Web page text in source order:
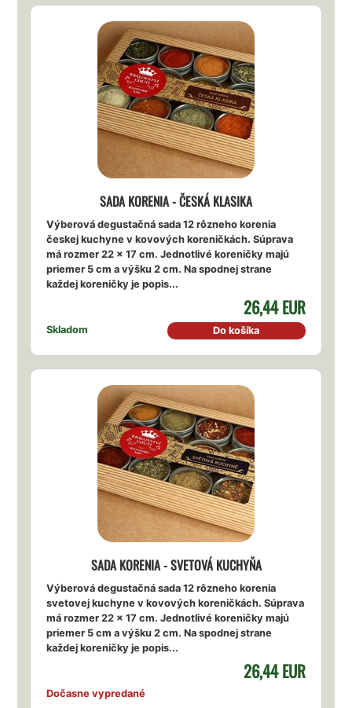
SADA KORENIA - ČESKÁ KLASIKA
Výberová degustačná sada 12 rôzneho korenia
českej kuchyne v kovových koreničkách. Súprava
má rozmer 22 x 17 cm. Jednotlivé koreničky majú
priemer 5 cm a výšku 2 cm. Na spodnej strane
každej koreničky je popis...
Skladom
26,44 EUR
Do košíka
SADA KORENIA - SVETOVÁ KUCHYŇA
Výberová degustačná sada 12 rôzneho korenia
svetovej kuchyne v kovových koreničkách. Súprava
má rozmer 22 x 17 cm. Jednotlivé koreničky majú
priemer 5 cm a výšku 2 cm. Na spodnej strane
každej koreničky je popis...
Dočasne vypredané
26,44 EUR